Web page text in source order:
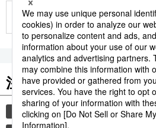
もっと見る
注目のキーワード
共同通信ニュース 気象・災害